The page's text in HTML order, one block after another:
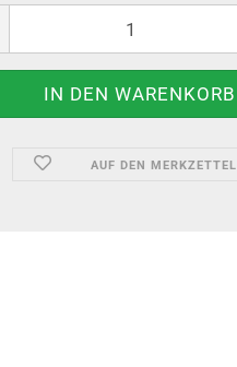
AUF DEN MERKZETTEL